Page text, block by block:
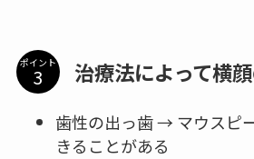
ポイント 治療法によって横
歯性の出っ歯 → マウスピ
きることがある